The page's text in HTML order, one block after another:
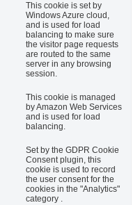
This cookie is set by
Windows Azure cloud,
and is used for load
balancing to make sure
the visitor page requests
are routed to the same
server in any browsing
session.
This cookie is managed
by Amazon Web Services
and is used for load
balancing.
Set by the GDPR Cookie
Consent plugin, this
cookie is used to record
the user consent for the
cookies in the "Analytics"
category .